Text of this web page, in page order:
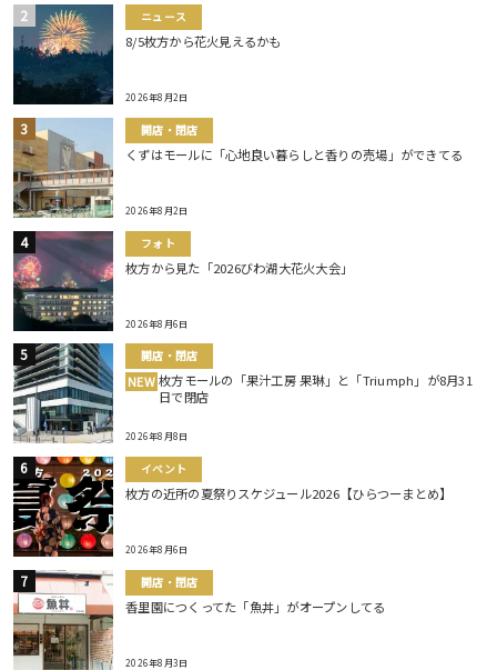
ニュース
8/5枚方から花火見えるかも
2026年8月2日
開店・閉店
くずはモールに「心地良い暮らしと香りの売場」ができてる
2026年8月2日
フォト
枚方から見た「2026びわ湖大花火大会」
2026年8月6日
開店・閉店
NEW 枚方モールの「果汁工房 果琳」と「Triumph」が8月31
日で閉店
2026年8月8日
イベント
枚方の近所の夏祭りスケジュール2026【ひらつーまとめ】
2026年8月6日
開店・閉店
香里園につくってた「魚丼」がオープンしてる
2026年8月3日